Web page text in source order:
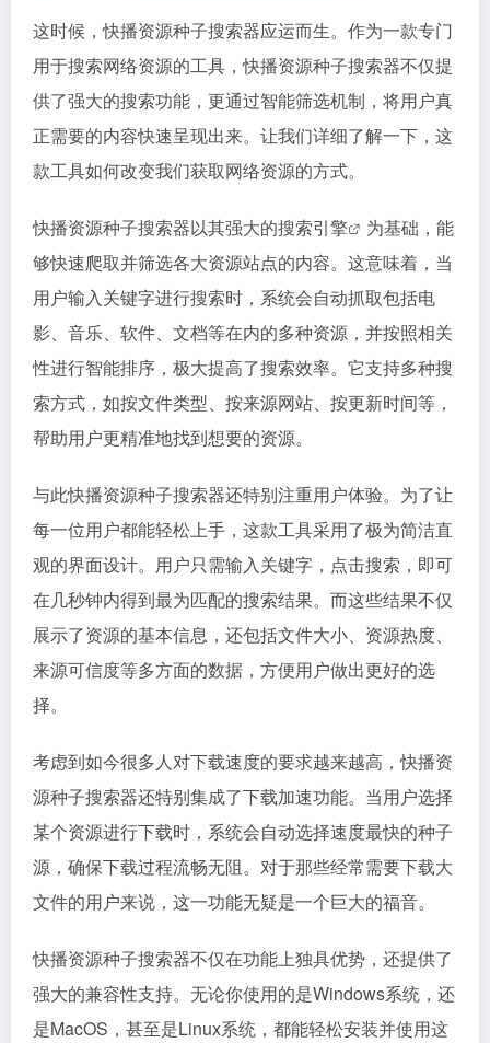
这时候，快播资源种子搜索器应运而生。作为一款专门
用于搜索网络资源的工具，快播资源种子搜索器不仅提
供了强大的搜索功能，更通过智能筛选机制，将用户真
正需要的内容快速呈现出来。让我们详细了解一下，这
款工具如何改变我们获取网络资源的方式。
快播资源种子搜索器以其强大的搜索引擎
为基础，能
够快速爬取并筛选各大资源站点的内容。这意味着，当
用户输入关键字进行搜索时，系统会自动抓取包括电
影、音乐、软件、文档等在内的多种资源，并按照相关
性进行智能排序，极大提高了搜索效率。它支持多种搜
索方式，如按文件类型、按来源网站、按更新时间等，
帮助用户更精准地找到想要的资源。
与此快播资源种子搜索器还特别注重用户体验。为了让
每一位用户都能轻松上手，这款工具采用了极为简洁直
观的界面设计。用户只需输入关键字，点击搜索，即可
在几秒钟内得到最为匹配的搜索结果。而这些结果不仅
展示了资源的基本信息，还包括文件大小、资源热度、
来源可信度等多方面的数据，方便用户做出更好的选
择。
考虑到如今很多人对下载速度的要求越来越高，快播资
源种子搜索器还特别集成了下载加速功能。当用户选择
某个资源进行下载时，系统会自动选择速度最快的种子
源，确保下载过程流畅无阻。对于那些经常需要下载大
文件的用户来说，这一功能无疑是一个巨大的福音。
快播资源种子搜索器不仅在功能上独具优势，还提供了
强大的兼容性支持。无论你使用的是Windows系统，还
是MacOS，甚至是Linux系统，都能轻松安装并使用这